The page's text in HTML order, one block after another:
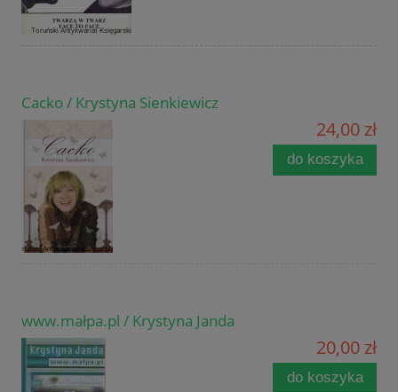
Cacko / Krystyna Sienkiewicz
24,00 zł
do koszyka
www.małpa.pl / Krystyna Janda
20,00 zł
do koszyka